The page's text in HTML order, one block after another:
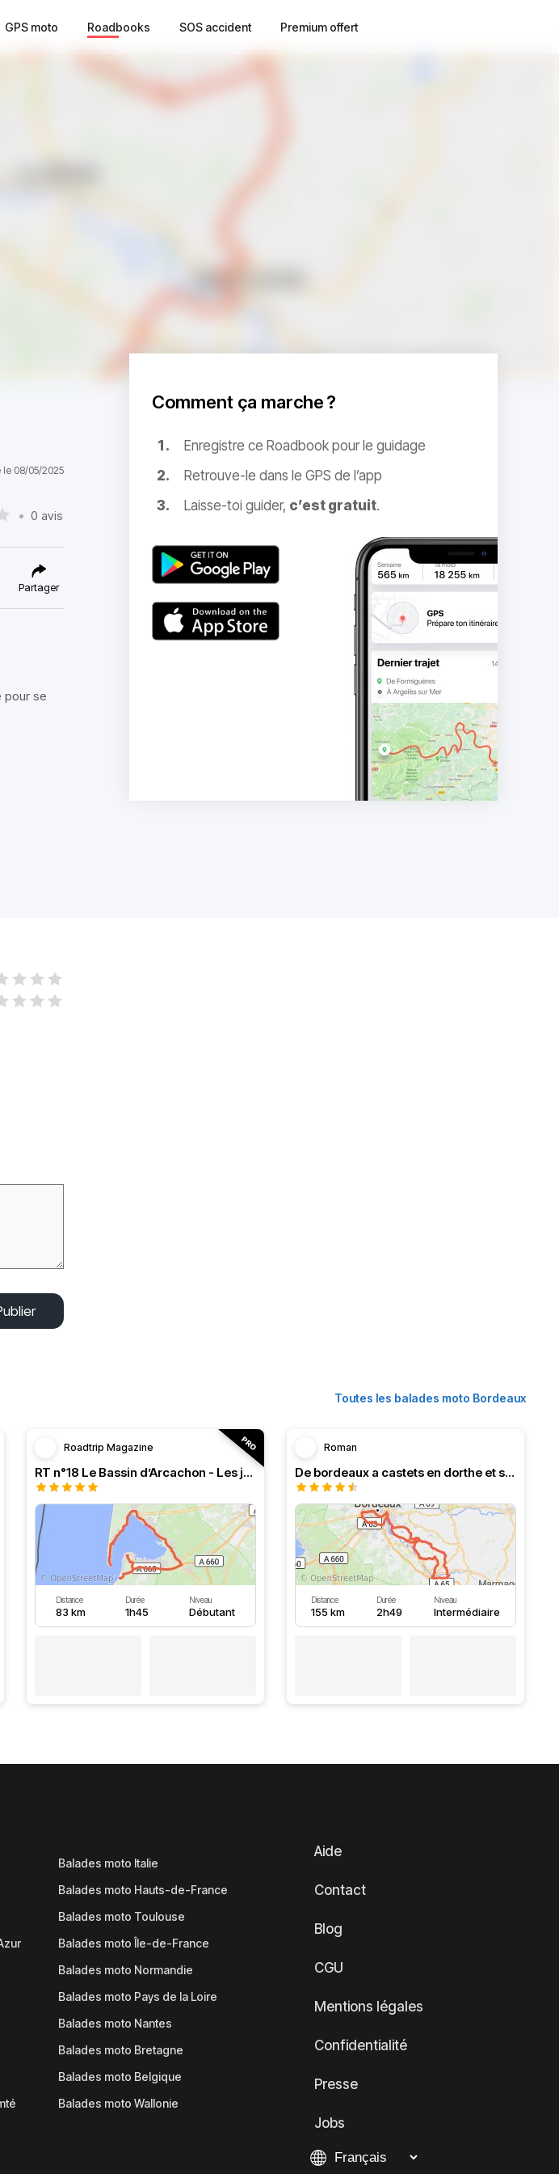
GPS moto Roadbooks SOS accident Premium offert
le 08/05/2025
• 0 avis
Partager
pour se
Comment ça marche ?
Enregistre ce Roadbook pour le guidage
Retrouve-le dans le GPS de l’app
Laisse-toi guider, c’est gratuit.
Toutes les balades moto Bordeaux
Roadtrip Magazine
RT n°18 Le Bassin d’Arcachon - Les jardins d’Épicure
Distance
83 km
Durée
1h45
Niveau
Débutant
Roman
De bordeaux a castets en dorthe et ses écluses
Distance
155 km
Durée
2h49
Niveau
Intermédiaire
Balades moto Italie
Balades moto Hauts-de-France
Balades moto Toulouse
Balades moto Île-de-France
Balades moto Normandie
Balades moto Pays de la Loire
Balades moto Nantes
Balades moto Bretagne
Balades moto Belgique
Balades moto Wallonie
Aide
Contact
Blog
CGU
Mentions légales
Confidentialité
Presse
Jobs